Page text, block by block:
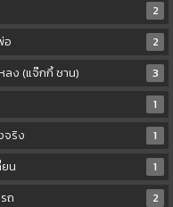
2
อ
2
ลง (แจ๊กกี้ ชาน)
3
1
จริง
1
ยน
1
ถ
2